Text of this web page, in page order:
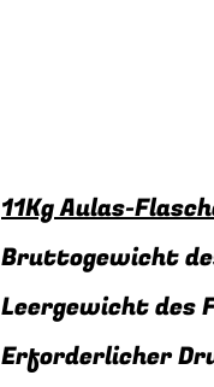
11Kg Aulas-
Bruttogewicht
Leergewicht